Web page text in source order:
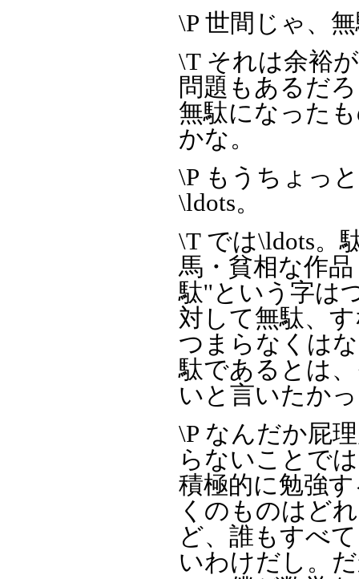
\P 世間じゃ、
\T それは余裕
問題もあるだ
無駄になった
かな。
\P もうちょっ
\ldots。
\T では\ldots。
馬・貧相な作
駄''という字は
対して無駄、
つまらなくは
駄であるとは
いと言いたか
\P なんだか屁
らないことで
積極的に勉強
くのものはど
ど、誰もすべ
いわけだし。